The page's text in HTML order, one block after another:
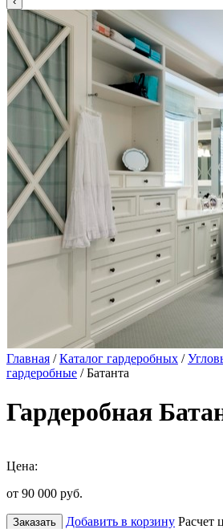
Главная /Каталог гардеробных /
гардеробные / Батанта
Гардеробная
Цена:
от 90 000 руб.
Заказать Добавить в корзину Расчет